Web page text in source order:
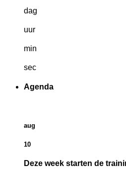
dag
uur
min
sec
Agenda
aug
10
Deze week starten de